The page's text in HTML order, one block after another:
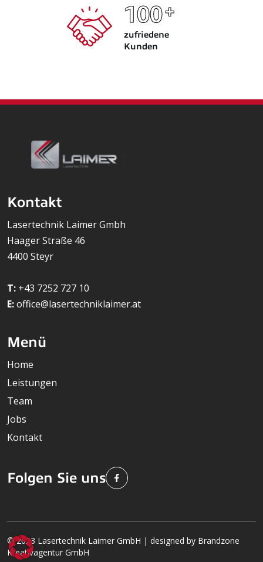
100+
zufriedene
Kunden
Kontakt
Lasertechnik Laimer Gmbh
Haager Straße 46
4400 Steyr
T: +43 7252 727 10
E:office@lasertechniklaimer.at
Menü
Home
Leistungen
Team
Jobs
Kontakt
Folgen Sie uns
© 2023 Lasertechnik Laimer GmbH | designed by Brandzone
Kreativagentur GmbH